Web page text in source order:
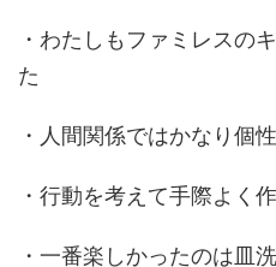
・わたしもファミレスの
た
・人間関係ではかなり個
・行動を考えて手際よく
・一番楽しかったのは皿